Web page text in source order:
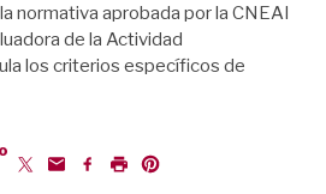
normativa aprobada por la CNEAI
de la Actividad
los criterios específicos de